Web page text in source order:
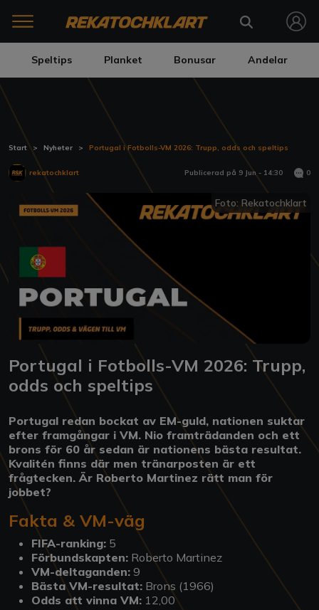
Speltips Planket Bonusar Andelar
Start Nyheter Portugal i Fotbolls-VM 2026: Trupp, odds och speltips
rekatochklart Publicerad på 9 Jun - 14:30 0
Foto: Rekatochklart
Portugal i Fotbolls-VM 2026: Trupp,
odds och speltips
Portugal redan bockat av EM-guld, nationen suktar
efter framgångar i VM. Nio framträdanden och ett
brons för 60 år sedan är nationens bästa resultat.
Kvalitén finns där men tränarposten är ett
frågtecken. Är Roberto Martinez rätt man för
jobbet?
Fakta & VM-väg
FIFA-ranking: 5
Förbundskapten: Roberto Martinez
VM-deltaganden: 9
Bästa VM-resultat: Brons (1966)
Odds att vinna VM: 12,00